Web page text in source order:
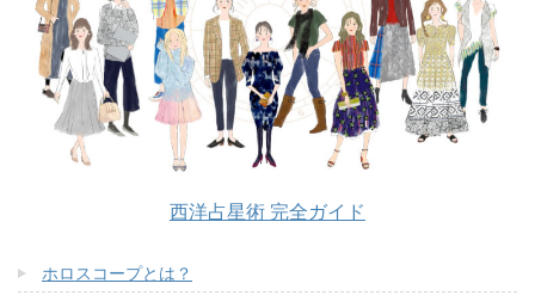
西洋占星術 完全ガイド
ホロスコープとは？